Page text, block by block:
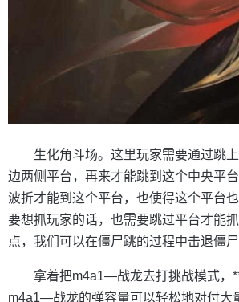
生化角斗场。这里玩家需要通过跳
边两侧平台，再来才能跳到这个中央平
波折才能到这个平台，也使得这个平台
要想抓玩家的话，也需要跳过平台才能
点，我们可以在僵尸跳的过程中击退僵尸
拿着把m4a1—战龙去打挑战模式，
m4a1—战龙的弹容量可以轻松地对付大